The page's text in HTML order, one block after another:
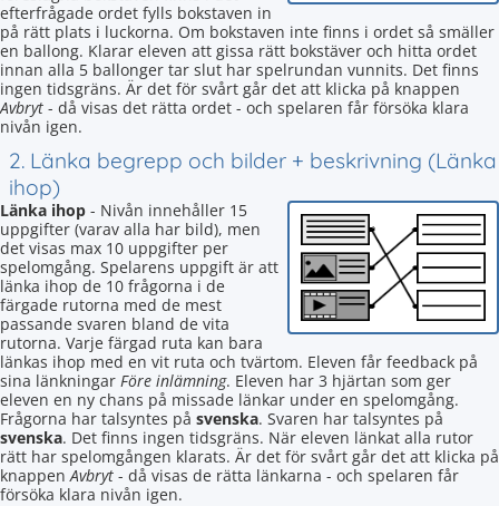
efterfrågade ordet fylls bokstaven in
på rätt plats i luckorna. Om bokstaven inte finns i ordet så smäller
en ballong. Klarar eleven att gissa rätt bokstäver och hitta ordet
innan alla 5 ballonger tar slut har spelrundan vunnits. Det finns
ingen tidsgräns. Är det för svårt går det att klicka på knappen
Avbryt - då visas det rätta ordet - och spelaren får försöka klara
nivån igen.
2. Länka begrepp och bilder + beskrivning (Länka
ihop)
Länka ihop - Nivån innehåller 15
uppgifter (varav alla har bild), men
det visas max 10 uppgifter per
spelomgång. Spelarens uppgift är att
länka ihop de 10 frågorna i de
färgade rutorna med de mest
passande svaren bland de vita
rutorna. Varje färgad ruta kan bara
länkas ihop med en vit ruta och tvärtom. Eleven får feedback på
sina länkningar Före inlämning. Eleven har 3 hjärtan som ger
eleven en ny chans på missade länkar under en spelomgång.
Frågorna har talsyntes på svenska. Svaren har talsyntes på
svenska. Det finns ingen tidsgräns. När eleven länkat alla rutor
rätt har spelomgången klarats. Är det för svårt går det att klicka på
knappenAvbryt - då visas de rätta länkarna - och spelaren får
försöka klara nivån igen.